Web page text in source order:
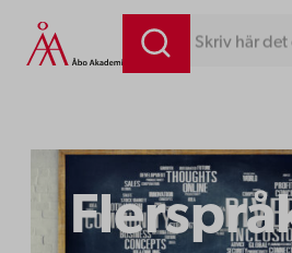
Skriv här det